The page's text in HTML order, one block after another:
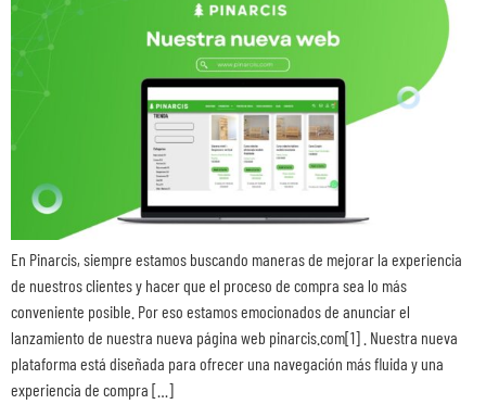
En Pinarcis, siempre estamos buscando maneras de mejorar la experiencia
de nuestros clientes y hacer que el proceso de compra sea lo más
conveniente posible. Por eso estamos emocionados de anunciar el
lanzamiento de nuestra nueva página web pinarcis.com[1] . Nuestra nueva
plataforma está diseñada para ofrecer una navegación más fluida y una
experiencia de compra […]